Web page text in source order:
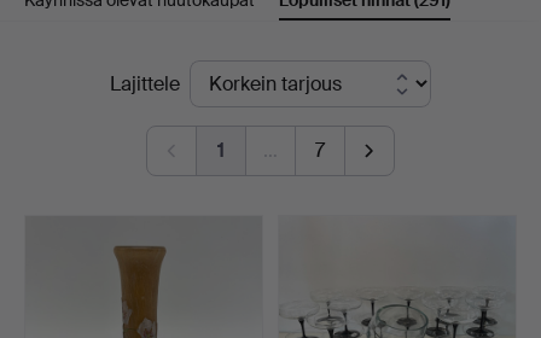
yrityksessä
LopullisetLajittele
1 … 7